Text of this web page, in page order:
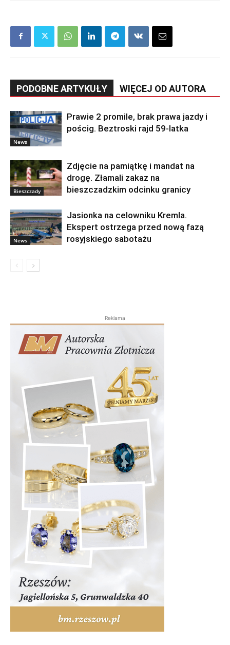
PODOBNE ARTYKUŁY WIĘCEJ OD AUTORA
News
Prawie 2 promile, brak prawa jazdy i
pościg. Beztroski rajd 59-latka
Bieszczady
Zdjęcie na pamiątkę i mandat na
drogę. Złamali zakaz na
bieszczadzkim odcinku granicy
News
Jasionka na celowniku Kremla.
Ekspert ostrzega przed nową fazą
rosyjskiego sabotażu
Reklama